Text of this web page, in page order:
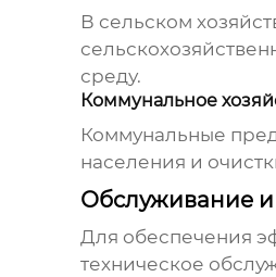
В сельском
среду.
Коммунальное
Коммунальные
населения и
Обслуживание и
Для обеспечения
техническое